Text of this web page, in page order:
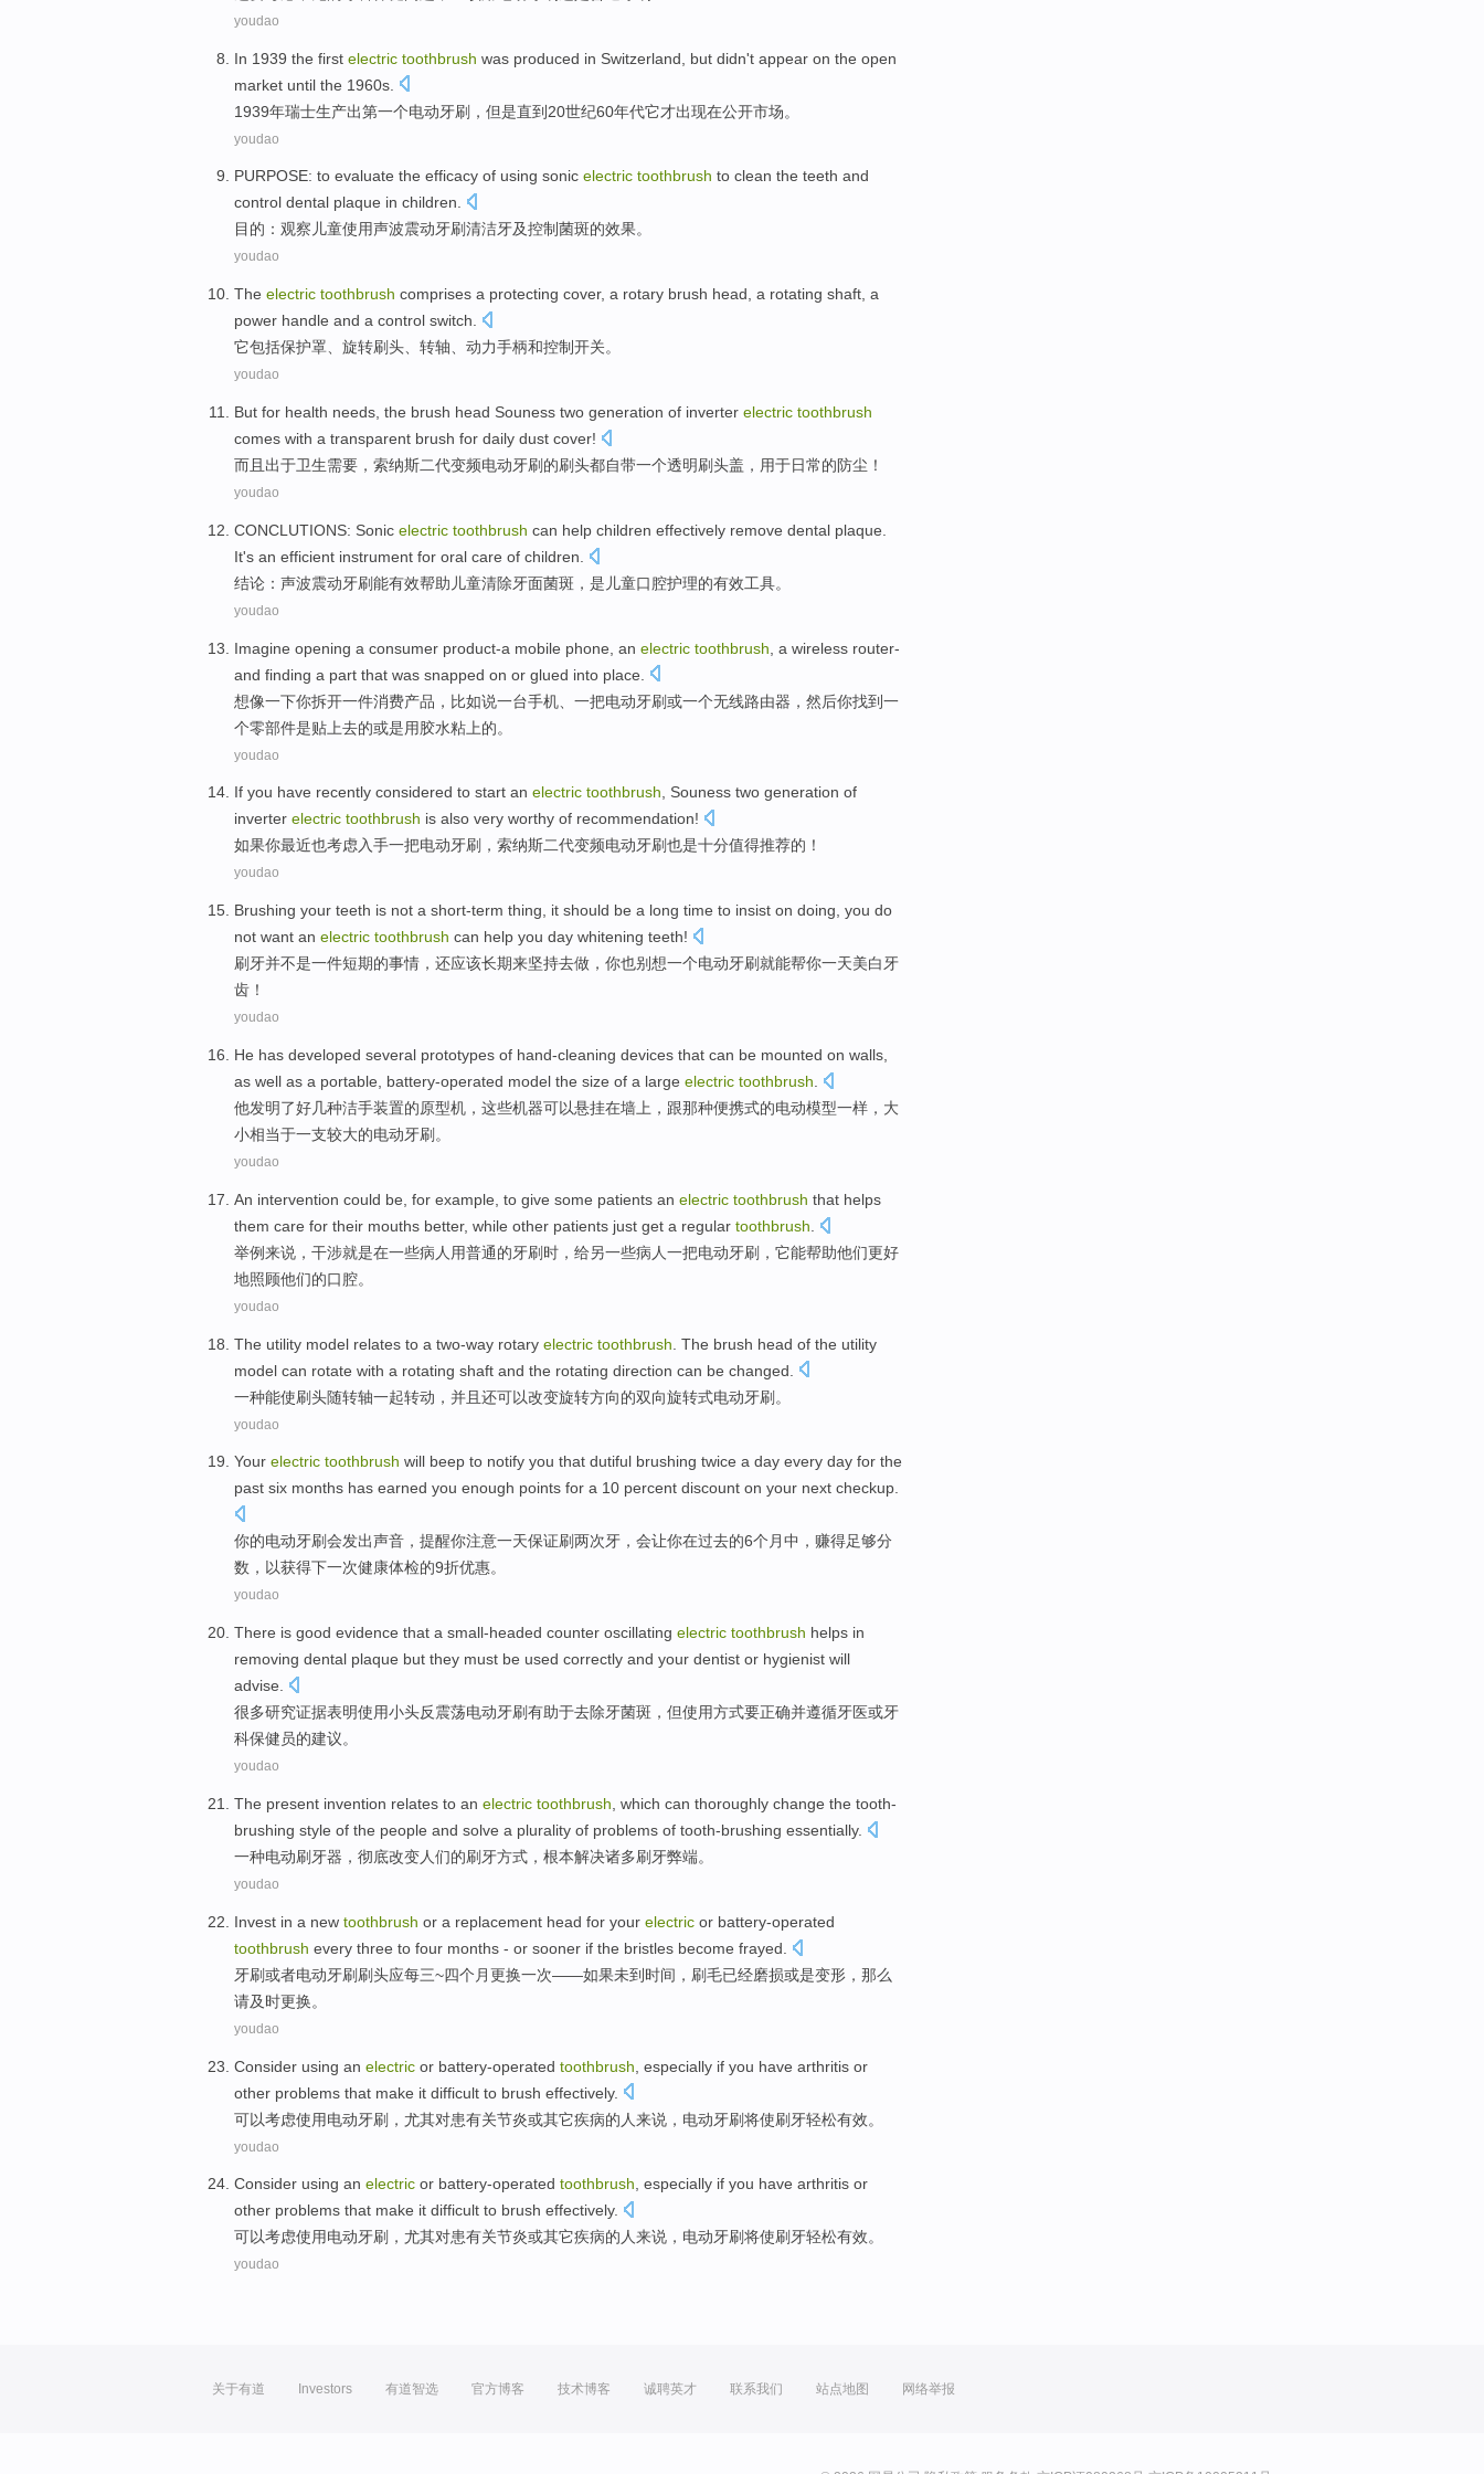
youdao
In 1939 the first electric toothbrush was produced in Switzerland but didn't appear on the open
market until the 1960s
1939年瑞士生产出第一个电动牙刷 ， 但是直到20世纪60年代它才出现在公开市场。
youdao
PURPOSE: to evaluate the efficacy of using sonic electric toothbrush to clean the teeth and
control dental plaque in children.
目的 ： 观察儿童使用声波震动牙刷清洁牙及控制菌斑的效果。
youdao
The electric toothbrush comprises a protecting cover, a rotary brush head , a rotating shaft , a
power handle and a control switch
它包括保护罩 旋转刷头 转轴 动力手柄和控制开关。
youdao
But for health needs the brush head Souness two generation of inverter electric toothbrush
comes with a transparent brush for daily dust cover!
而且 出于卫生需要 ， 索纳斯二代变频电动牙刷 的刷头都自带一个透明刷头盖， 用于日常的防尘 ！
youdao
CONCLUTIONS: Sonic electric toothbrush can help children effectively remove dental plaque
It's an efficient instrument for oral care of children.
结论 ： 声波震动牙刷能有效帮助 儿童清除牙面菌斑 ， 是 儿童口腔护理的有效工具。
youdao
Imagine opening a consumer product-a mobile phone an electric toothbrush , a wireless router-
and finding a part that was snapped on or glued into place.
想像一下你拆开一件消费产品， 比如说一台手机 一把电动牙刷或一个无线路由器 ，然后你找到一
个零部件是贴上去的或是用胶水粘上的。
youdao
If you have recently considered to start an electric toothbrush, Souness two generation of
inverter electric toothbrush is also very worthy of recommendation!
如果你最近也考虑入手一把电动牙刷 ， 索纳斯二代变频电动牙刷也是十分值得推荐的 ！
youdao
Brushing your teeth is not a short-term thing it should be a long time to insist on doing you do
not want an electric toothbrush can help you day whitening teeth!
刷牙并不是一件短期的事情， 还应该长期来坚持去做 ， 你也别想一个电动牙刷就能帮你一天美白牙
齿 ！
youdao
He has developed several prototypes of hand-cleaning devices that can be mounted on walls
as well as a portable , battery-operated model the size of a large electric toothbrush
他发明了好几种洁手装置的原型机， 这些机器可以悬挂在墙上，跟那种便携式的电动模型一样 ， 大
小相当于一支较大的电动牙刷 。
youdao
An intervention could be, for example to give some patients an electric toothbrush that helps
them care for their mouths better, while other patients just get a regular toothbrush
举例来说 ， 干涉就是在一些病人 用普通的牙刷 时 ， 给另一些病人一把电动牙刷，它能帮助他们更好
地照顾他们的口腔。
youdao
The utility model relates to a two-way rotary electric toothbrush . The brush head of the utility
model can rotate with a rotating shaft and the rotating direction can be changed
一种能使刷头随转轴一起转动 ， 并且还可以改变旋转方向的双向旋转式电动牙刷。
youdao
Your electric toothbrush will beep to notify you that dutiful brushing twice a day every day for the
past six months has earned you enough points for a 10 percent discount on your next checkup.
你的电动牙刷会发出声音， 提醒你注意一天保证刷两次牙，会让你在过去的6个月中， 赚得足够分
数 ，以获得下一次健康体检的9折优惠。
youdao
There is good evidence that a small-headed counter oscillating electric toothbrush helps in
removing dental plaque but they must be used correctly and your dentist or hygienist will
advise
很多研究证据表明使用小头反震荡电动牙刷有助于去除牙菌斑 ， 但使用方式要正确并遵循牙医或牙
科保健员的建议。
youdao
The present invention relates to an electric toothbrush which can thoroughly change the tooth-
brushing style of the people and solve a plurality of problems of tooth-brushing essentially.
一种电动刷牙器， 彻底改变人们的刷牙方式 ，根本解决诸多刷牙弊端。
youdao
Invest in a new toothbrush or a replacement head for your electric or battery-operated
toothbrush every three to four months - or sooner if the bristles become frayed
牙刷或者电动牙刷刷头应每三~四个 月更换一次——如果未到时间， 刷毛已经磨损或是变形，那么
请及时更换。
youdao
Consider using an electric or battery-operated toothbrush especially if you have arthritis or
other problems that make it difficult to brush effectively.
可以考虑使用电动牙刷 ， 尤其对患有关节炎或其它疾病的人来说，电动牙刷将使刷牙轻松有效。
youdao
Consider using an electric or battery-operated toothbrush, especially if you have arthritis or
other problems that make it difficult to brush effectively.
可以考虑使用电动牙刷 ， 尤其对患有关节炎或其它疾病的人来说，电动牙刷将使刷牙轻松有效。
youdao
关于有道 Investors 有道智选 官方博客 技术博客 诚聘英才 联系我们 站点地图 网络举报